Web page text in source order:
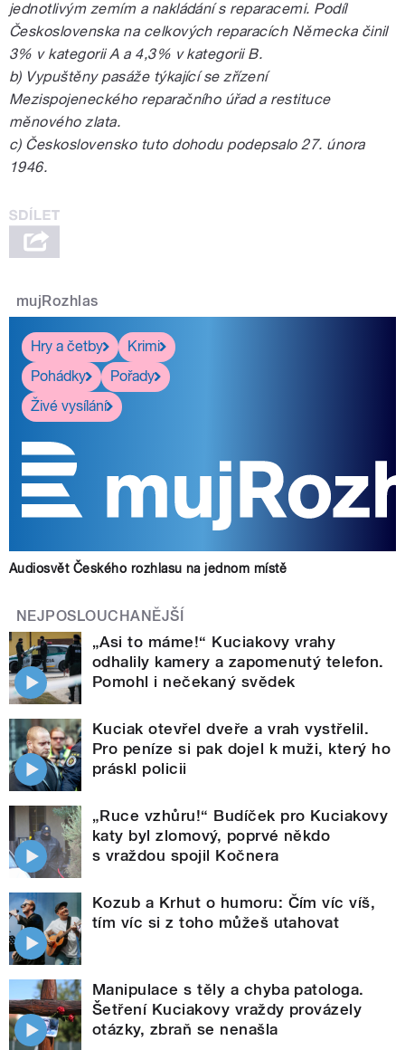
jednotlivým zemím a nakládání s reparacemi. Podíl
Československa na celkových reparacích Německa činil
3% v kategorii A a 4,3% v kategorii B.
b) Vypuštěny pasáže týkající se zřízení
Mezispojeneckého reparačního úřad a restituce
měnového zlata.
c) Československo tuto dohodu podepsalo 27. února
1946.
mujRozhlas
Hry a četby
Krimi
Pohádky
Pořady
Živé vysílání
Audiosvět Českého rozhlasu na jednom místě
NEJPOSLOUCHANĚJŠÍ
„Asi to máme!“ Kuciakovy vrahy
odhalily kamery a zapomenutý telefon.
Pomohl i nečekaný svědek
Kuciak otevřel dveře a vrah vystřelil.
Pro peníze si pak dojel k muži, který ho
práskl policii
„Ruce vzhůru!“ Budíček pro Kuciakovy
katy byl zlomový, poprvé někdo
s vraždou spojil Kočnera
Kozub a Krhut o humoru: Čím víc víš,
tím víc si z toho můžeš utahovat
Manipulace s těly a chyba patologa.
Šetření Kuciakovy vraždy provázely
otázky, zbraň se nenašla